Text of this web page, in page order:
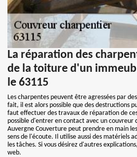
La réparation des
de la toiture d'un
le 63115
Les charpentes peuvent être agressées par
fait, il est alors possible que des destructions
faut effectuer des travaux de réparation de
possible d'entrer en contact avec un couvreur
Auvergne Couverture peut prendre en main
sens de l'écoute. Il utilise aussi des matériels
les tâches. Si vous désirez d'autres
web.